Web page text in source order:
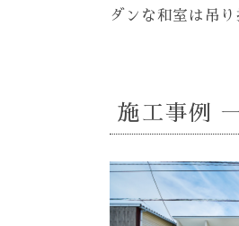
ダンな和室は吊
施工事例